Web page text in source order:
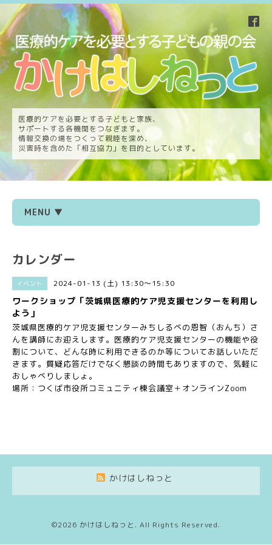
医療的ケアを必要とする子どもと家族、
サポートする各機関をつなぎます。
情報交換の場をつくって親睦を深め、
災害時を含めた「相互協力」を目的としています。
MENU ▼
カレンダー
イベント 2024-01-13 (土) 13:30～15:30
ワークショップ「茨城県医療的ケア児支援センターを利用し
よう」
茨城県医療的ケア児支援センターみちしるべの恩智（おんち）さ
んを講師にお迎えします。医療的ケア児支援センターの機能や役
割について、どんな時に利用できるのか等についてお話しいただ
きます。質疑応答だけでなく懇談の時間もありますので、気軽に
おしゃべりしましょ。
場所：つくば市役所コミュニティ棟会議室＋オンラインZoom
かけはしねっと
©2026 かけはしねっと . All Rights Reserved.